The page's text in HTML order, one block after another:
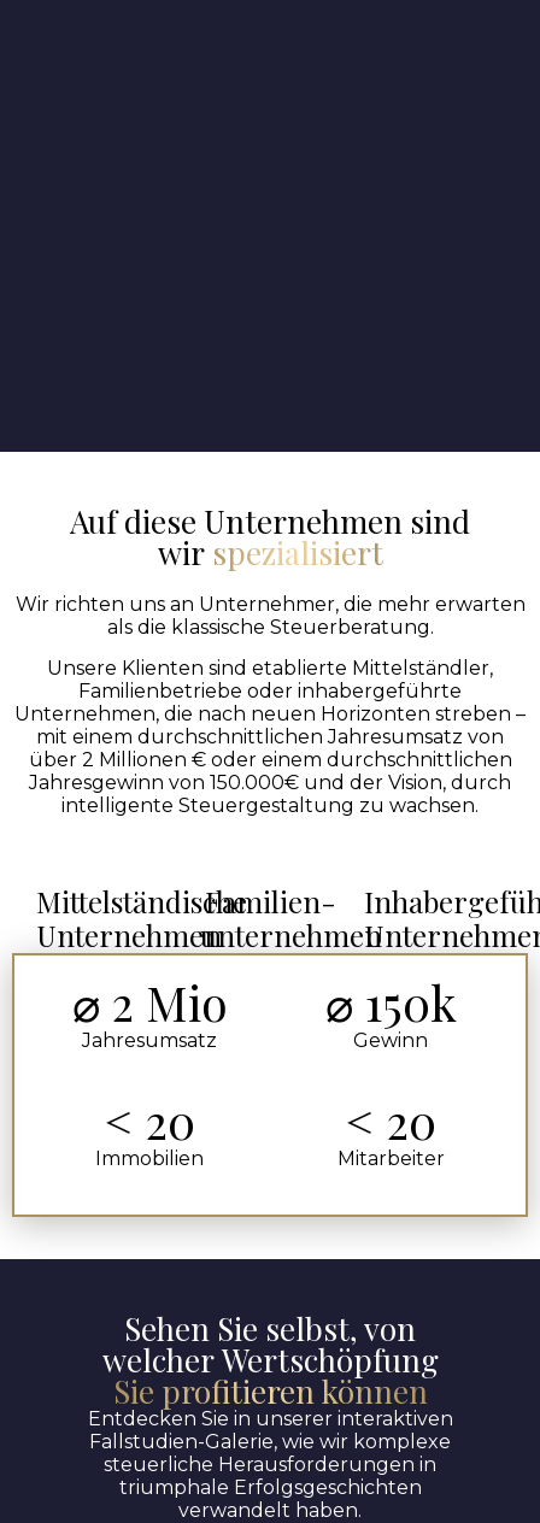
Auf diese Unternehmen sind
wirspezialisiert
Wir richten uns an Unternehmer, die mehr erwarten
als die klassische Steuerberatung.
Unsere Klienten sind etablierte Mittelständler,
Familienbetriebe oder inhabergeführte
Unternehmen, die nach neuen Horizonten streben –
mit einem durchschnittlichen Jahresumsatz von
über 2 Millionen € oder einem durchschnittlichen
Jahresgewinn von 150.000€ und der Vision, durch
intelligente Steuergestaltung zu wachsen.
Mittelständische
Unternehmen
Familien-
unternehmen
⌀ 2 Mio
Jahresumsatz
⌀ 150k
Gewinn
< 20
Immobilien
< 20
Mitarbeiter
Sehen Sie selbst, von
welcher Wertschöpfung
Sie profitieren können
Entdecken Sie in unserer interaktiven
Fallstudien-Galerie, wie wir komplexe
steuerliche Herausforderungen in
triumphale Erfolgsgeschichten
verwandelt haben.